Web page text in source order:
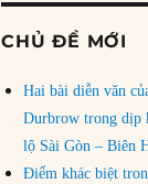
CHỦ ĐỀ MỚI
Hai bài diễn văn
Durbrow trong dịp
lộ Sài Gòn – Biên
Điểm khác biệt